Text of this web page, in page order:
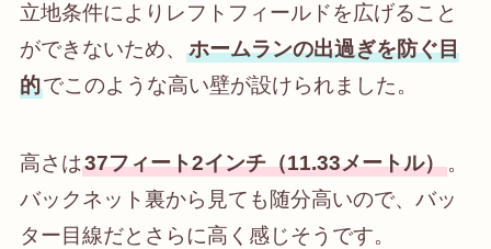
立地条件によりレフトフィールドを広げること
ができないため、 ホームランの出過ぎを防ぐ目
的でこのような高い壁が設けられました。
高さは37フィート2インチ（11.33メートル）。
バックネット裏から見ても随分高いので、バッ
ター目線だとさらに高く感じそうです。